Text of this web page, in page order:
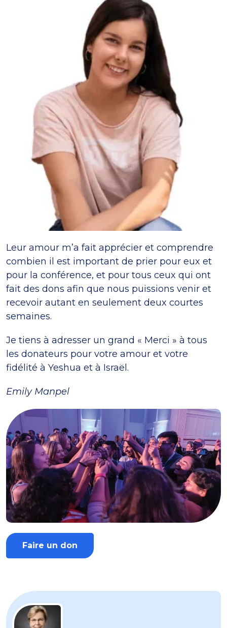
Leur amour m’a fait apprécier et comprendre
combien il est important de prier pour eux et
pour la conférence, et pour tous ceux qui ont
fait des dons afin que nous puissions venir et
recevoir autant en seulement deux courtes
semaines.
Je tiens à adresser un grand « Merci » à tous
les donateurs pour votre amour et votre
fidélité à Yeshua et à Israël.
Emily Manpel
Faire un don